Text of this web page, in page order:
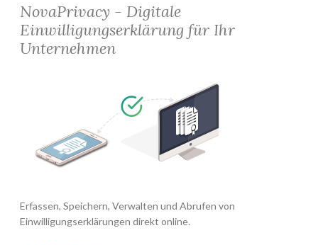
NovaPrivacy - Digitale
Einwilligungserklärung für Ihr
Unternehmen
Erfassen, Speichern, Verwalten und Abrufen von
Einwilligungserklärungen direkt online.